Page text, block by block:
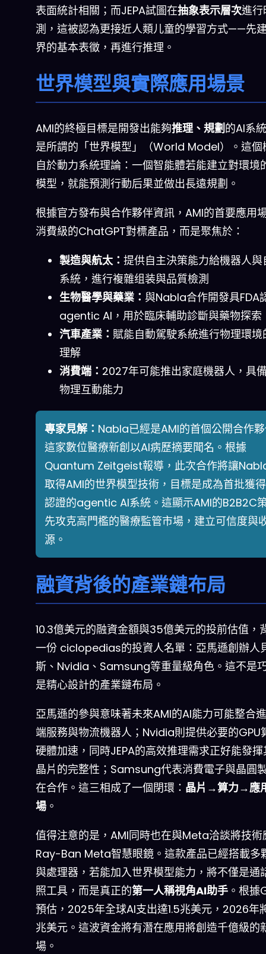
表面統計相關；而JEPA試圖在抽象表示層次進行
測，這被認為更接近人類儿童的學習方式——先
界的基本表徵，再進行推理。
世界模型與實際應用場景
AMI的終極目標是開發出能夠推理、規劃 的AI系
是所謂的「世界模型」（World Model）。這個
自於動力系統理論：一個智能體若能建立對環境
模型，就能預測行動后果並做出長遠規劃。
根據官方發布與合作夥伴資訊，AMI的首要應用
消費級的ChatGPT對標產品，而是聚焦於：
製造與航太： 提供自主決策能力給機器人與
系統，進行複雜组装與品質檢測
生物醫學與藥業： 與Nabla合作開發具FDA
agentic AI，用於臨床輔助診斷與藥物探索
汽車產業： 賦能自動駕駛系統進行物理環境
理解
消費端： 2027年可能推出家庭機器人，具
物理互動能力
專家見解： Nabla已經是AMI的首個公開合作
這家數位醫療新創以AI病歷摘要聞名。根據
Quantum Zeitgeist報導，此次合作將讓
取得AMI的世界模型技術，目標是成為首批獲
認證的agentic AI系統。這顯示AMI的B2B2C
先攻克高門檻的醫療監管市場，建立可信度與
源。
融資背後的產業鏈布局
10.3億美元的融資金額與35億美元的投前估值，
一份 ciclopedias的投資人名單：亞馬遜創辦人
斯、Nvidia、Samsung等重量級角色。這不是
是精心設計的產業鏈布局。
亞馬遜的參與意味著未來AMI的AI能力可能整合
端服務與物流機器人；Nvidia則提供必要的GPU
硬體加速，同時JEPA的高效推理需求正好能發
晶片的完整性；Samsung代表消費電子與晶圓
在合作。這三相成了一個閉環： 晶片→算力→應
場 。
值得注意的是，AMI同時也在與Meta洽談將技術
Ray-Ban Meta智慧眼鏡。這款產品已經搭載多
與處理器，若能加入世界模型能力，將不僅是通
照工具，而是真正的第一人稱視角AI助手 。根
預估，2025年全球AI支出達1.5兆美元，2026年
兆美元。這波資金將有潛在應用將創造千億級的
場。